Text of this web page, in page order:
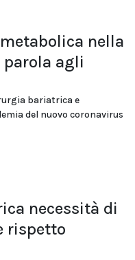
nella
parola agli
bariatrica e
del nuovo coronavirus
necessità di
rispetto